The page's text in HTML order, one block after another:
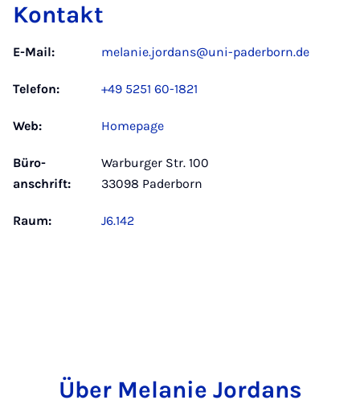
Kontakt
E-Mail: melanie.jordans@uni-paderborn.de
Telefon: +49 5251 60-1821
Web: Homepage
Büro­
anschrift:
Warburger Str. 100
33098 Paderborn
Raum: J6.142
Über Melanie Jordans